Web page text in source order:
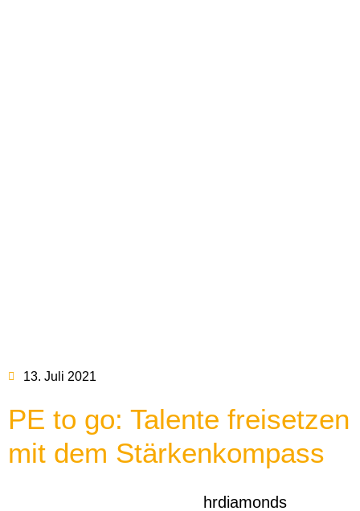
13. Juli 2021
PE to go: Talente freisetzen
mit dem Stärkenkompass
hrdiamonds